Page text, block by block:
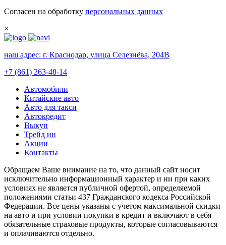
Согласен на обработку персональных данных
×
наш адрес: г. Краснодар, улица Селезнёва, 204В
+7 (861) 263-48-14
Автомобили
Китайские авто
Авто для такси
Автокредит
Выкуп
Трейд ин
Акции
Контакты
Обращаем Ваше внимание на то, что данный сайт носит
исключительно информационный характер и ни при каких
условиях не является публичной офертой, определяемой
положениями статьи 437 Гражданского кодекса Российской
Федерации. Все цены указаны с учетом максимальной скидки
на авто и при условии покупки в кредит и включают в себя
обязательные страховые продукты, которые согласовываются
и оплачиваются отдельно.